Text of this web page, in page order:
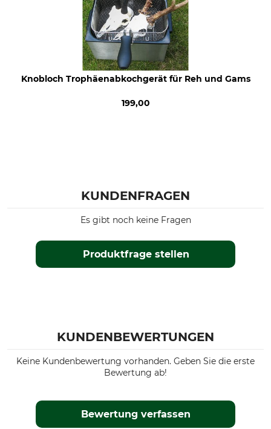
Knobloch Trophäenabkochgerät für Reh und Gams
199,00
KUNDENFRAGEN
Produktfrage stellen
Es gibt noch keine Fragen
KUNDENBEWERTUNGEN
Keine Kundenbewertung vorhanden. Geben Sie die erste
Bewertung ab!
Bewertung verfassen